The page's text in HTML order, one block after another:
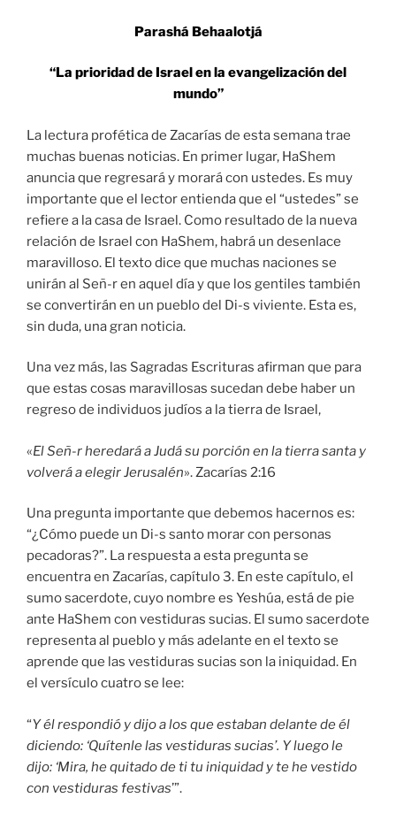
Parashá Behaalotjá
“La prioridad de Israel en la evangelización del
mundo”
La lectura profética de Zacarías de esta semana trae
muchas buenas noticias. En primer lugar, HaShem
anuncia que regresará y morará con ustedes. Es muy
importante que el lector entienda que el “ustedes” se
refiere a la casa de Israel. Como resultado de la nueva
relación de Israel con HaShem, habrá un desenlace
maravilloso. El texto dice que muchas naciones se
unirán al Señ-r en aquel día y que los gentiles también
se convertirán en un pueblo del Di-s viviente. Esta es,
sin duda, una gran noticia.
Una vez más, las Sagradas Escrituras afirman que para
que estas cosas maravillosas sucedan debe haber un
regreso de individuos judíos a la tierra de Israel,
«El Señ-r heredará a Judá su porción en la tierra santa y
volverá a elegir Jerusalén».Zacarías 2:16
Una pregunta importante que debemos hacernos es:
“¿Cómo puede un Di-s santo morar con personas
pecadoras?”. La respuesta a esta pregunta se
encuentra en Zacarías, capítulo 3. En este capítulo, el
sumo sacerdote, cuyo nombre es Yeshúa, está de pie
ante HaShem con vestiduras sucias. El sumo sacerdote
representa al pueblo y más adelante en el texto se
aprende que las vestiduras sucias son la iniquidad. En
el versículo cuatro se lee:
“Y él respondió y dijo a los que estaban delante de él
diciendo: ‘Quítenle las vestiduras sucias’. Y luego le
dijo: ‘Mira, he quitado de ti tu iniquidad y te he vestido
con vestiduras festivas’”.